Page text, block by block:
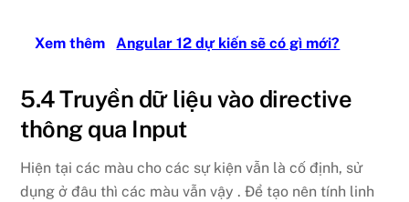
Xem thêm Angular 12 dự kiến sẽ có gì mới?
5.4 Truyền dữ liệu vào directive
thông qua Input
Hiện tại các màu cho các sự kiện vẫn là cố định, sử
dụng ở đâu thì các màu vẫn vậy . Để tạo nên tính linh